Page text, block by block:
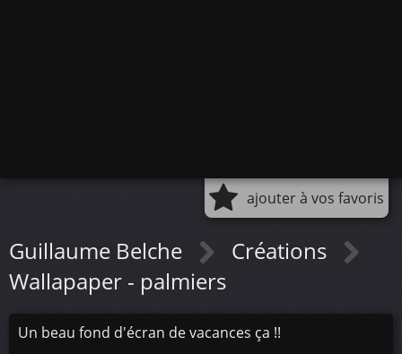
ajouter à vos favoris
Guillaume Belche
Créations
Wallapaper - palmiers
Un beau fond d'écran de vacances ça !!